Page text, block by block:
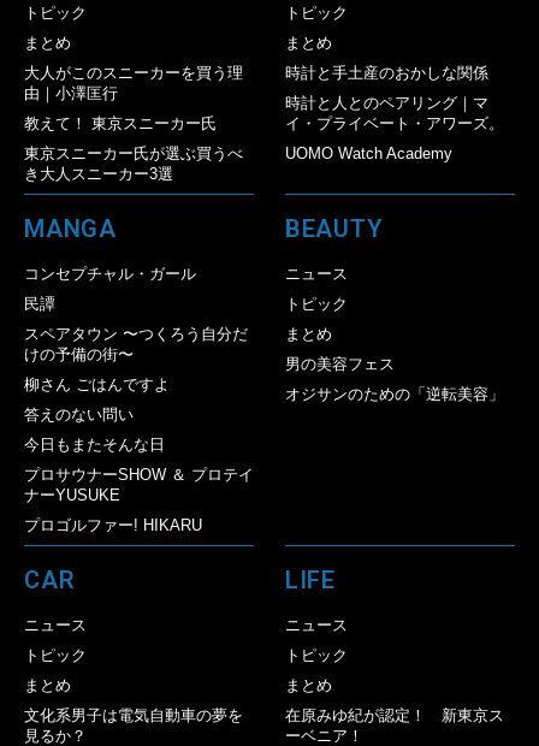
トピック
まとめ
大人がこのスニーカーを買う理
由｜小澤匡行
教えて！ 東京スニーカー氏
東京スニーカー氏が選ぶ買うべ
き大人スニーカー3選
トピック
まとめ
時計と手土産のおかしな関係
時計と人とのペアリング｜マ
イ・プライベート・アワーズ。
UOMO Watch Academy
MANGA
コンセプチャル・ガール
民譚
スペアタウン 〜つくろう自分だ
けの予備の街〜
柳さん ごはんですよ
答えのない問い
今日もまたそんな日
プロサウナーSHOW ＆ プロテイ
ナーYUSUKE
プロゴルファー! HIKARU
BEAUTY
ニュース
トピック
まとめ
男の美容フェス
オジサンのための「逆転美容」
CAR
ニュース
トピック
まとめ
文化系男子は電気自動車の夢を
見るか？
LIFE
ニュース
トピック
まとめ
在原みゆ紀が認定！ 新東京ス
ーベニア！